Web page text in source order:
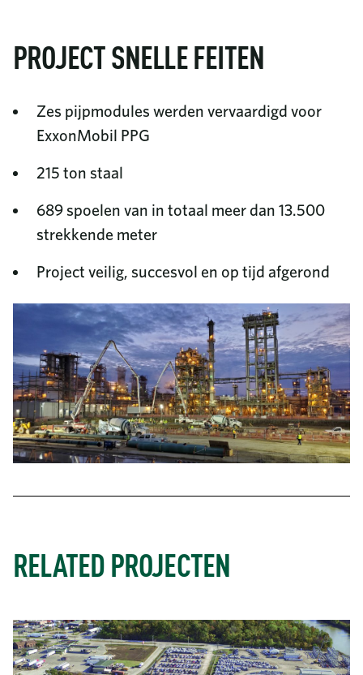
PROJECT SNELLE FEITEN
Zes pijpmodules werden vervaardigd voor
ExxonMobil PPG
215 ton staal
689 spoelen van in totaal meer dan 13.500
strekkende meter
Project veilig, succesvol en op tijd afgerond
RELATED PROJECTEN